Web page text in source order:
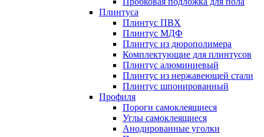
Плинтуса
Плинтус ПВХ
Плинтус МДФ
Плинтус из дюрополимера
Комплектующие для плинтусов
Плинтус алюминиевый
Плинтус из нержавеющей стали
Плинтус шпонированный
Профиля
Пороги самоклеящиеся
Углы самоклеящиеся
Анодированные уголки